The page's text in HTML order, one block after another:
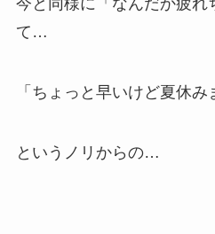
今と同様に「なんだか疲れ
て…
「ちょっと早いけど夏休み
というノリからの…